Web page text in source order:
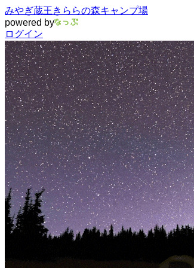
みやぎ蔵王きららの森キャンプ場
powered by
ログイン